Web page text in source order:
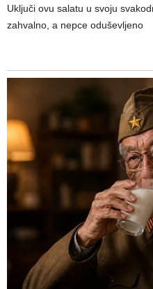
Uključi ovu salatu u svoju
zahvalno, a nepce oduševljeno